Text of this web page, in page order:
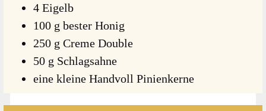
4 Eigelb
100 g bes­ter Honig
250 g Creme Dou­ble
50 g Schlag­sah­ne
eine klei­ne Hand­voll Pini­en­ker­ne